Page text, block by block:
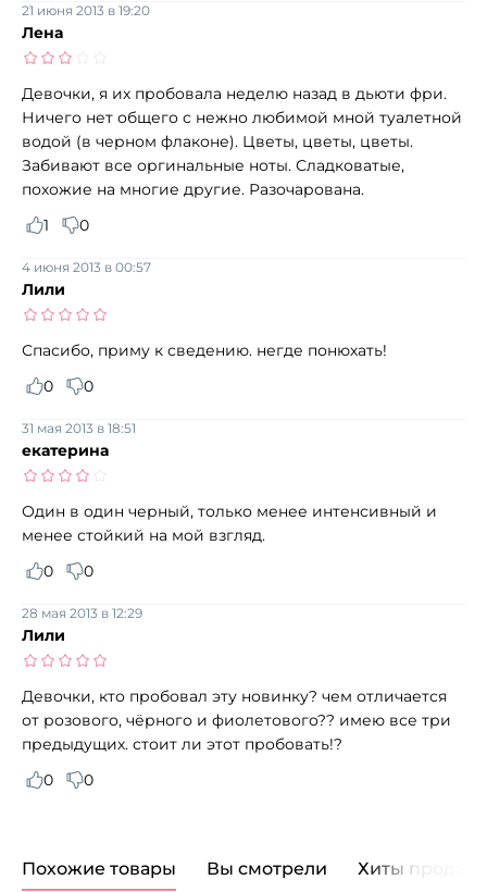
Лена
21 июня 2013 в 19:20
Девочки, я их пробовала неделю назад в дьюти фри.
Ничего нет общего с нежно любимой мной туалетной
водой (в черном флаконе). Цветы, цветы, цветы.
Забивают все оргинальные ноты. Сладковатые,
похожие на многие другие. Разочарована.
1
0
Лили
4 июня 2013 в 00:57
Спасибо, приму к сведению. негде понюхать!
0
0
екатерина
31 мая 2013 в 18:51
Один в один черный, только менее интенсивный и
менее стойкий на мой взгляд.
0
0
Лили
28 мая 2013 в 12:29
Девочки, кто пробовал эту новинку? чем отличается
от розового, чёрного и фиолетового?? имею все три
предыдущих. стоит ли этот пробовать!?
0
0
Похожие товары Вы смотрели Хиты продаж